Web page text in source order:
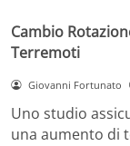
Cambio
Terremoti
Giovanni Fortunato
Uno studio
una aumento di